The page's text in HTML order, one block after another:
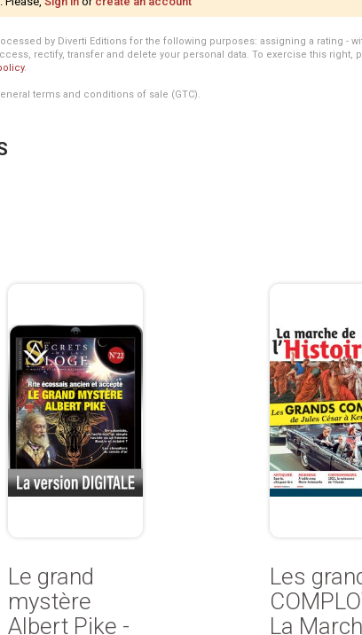
by Diverti Editions for the following purposes: assigning a rating -
rectify, transfer and delete your personal data. To exercise this right,
.
terms and conditions of sale (GTC).
Le grand
mystère
Albert Pike -
Les
La